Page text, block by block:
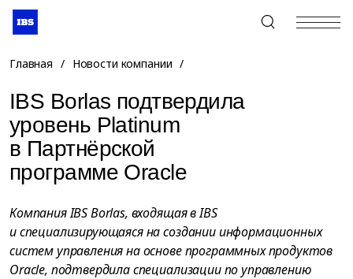
+7 (495) 967-80-80
Главная / Новости компании /
IBS Borlas подтвердила
уровень Platinum
в Партнёрской
программе Oracle
Компания IBS Borlas, входящая в IBS
и специализирующаяся на создании информационных
систем управления на основе программных продуктов
Oracle, подтвердила специализации по управлению